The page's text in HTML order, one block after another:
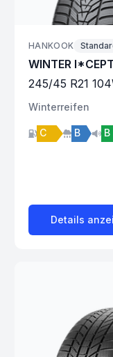
HANKOOK
WINTER
245/45 R21 104
Winterreifen
C B B
Details